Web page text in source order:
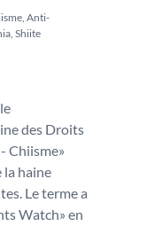
, Anti-
, Shiite
des Droits
Chiisme»
la haine
Le terme a
Watch» en